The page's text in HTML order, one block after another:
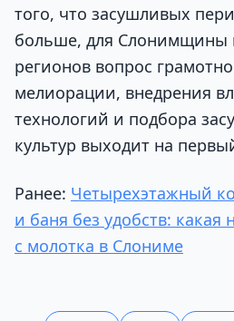
того, что засушливых
больше, для Слонимщины
регионов вопрос
мелиорации, внедрения
технологий и подбора
культур выходит на
Ранее: Четырехэтажный
и баня без удобств:
с молотка в Слониме